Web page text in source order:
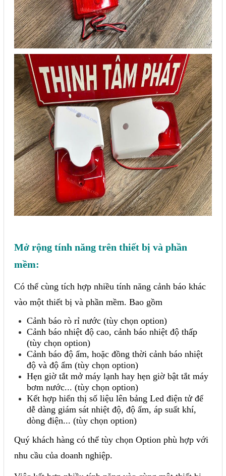
Mở rộng tính năng trên thiết bị và phần
mềm:
Có thể cùng tích hợp nhiều tính năng cảnh báo khác
vào một thiết bị và phần mềm. Bao gồm
Cảnh báo rò rỉ nước (tùy chọn option)
Cảnh báo nhiệt độ cao, cảnh báo nhiệt độ thấp
(tùy chọn option)
Cảnh báo độ ẩm, hoặc đồng thời cảnh báo nhiệt
độ và độ ẩm (tùy chọn option)
Hẹn giờ tắt mở máy lạnh hay hẹn giờ bật tắt máy
bơm nước... (tùy chọn option)
Kết hợp hiển thị số liệu lên bảng Led điện tử để
dễ dàng giám sát nhiệt độ, độ ẩm, áp suất khí,
dòng điện... (tùy chọn option)
Quý khách hàng có thể tùy chọn Option phù hợp với
nhu cầu của doanh nghiệp.